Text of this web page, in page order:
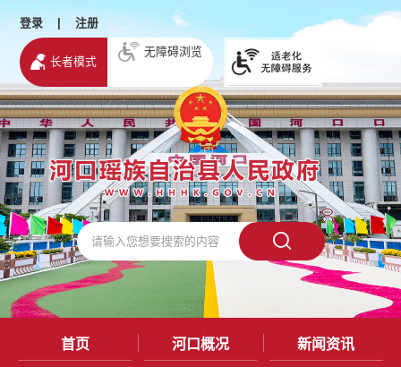
登录 | 注册
长者模式
无障碍浏览
首页 河口概况 新闻资讯